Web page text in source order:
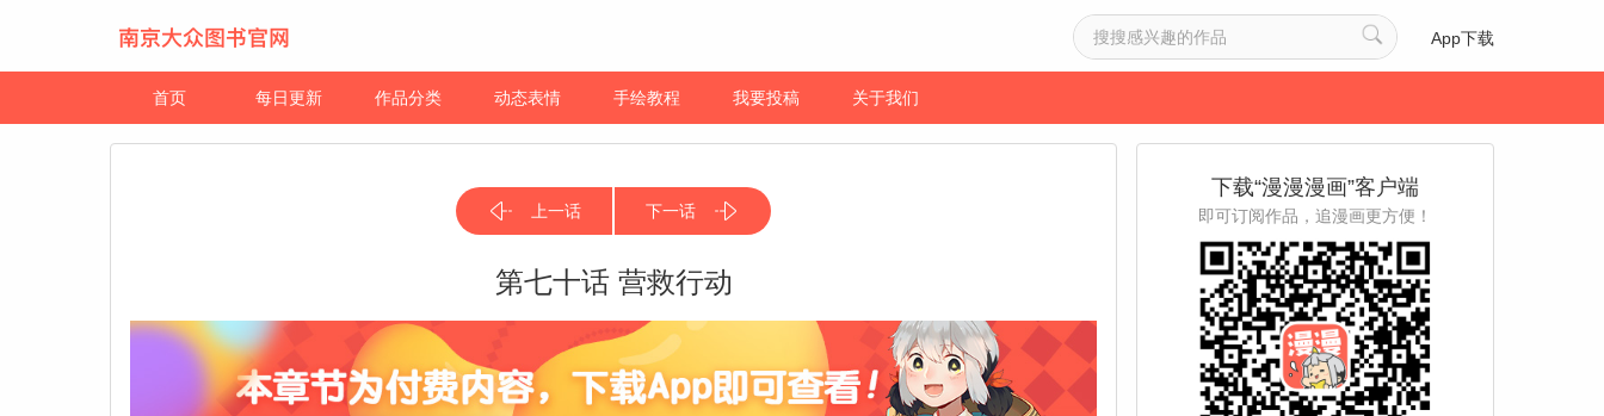
App下载
首页 每日更新 作品分类 动态表情 手绘教程 我要投稿 关于我们
上一话 下一话
第七十话 营救行动
下载“漫漫漫画”客户端
即可订阅作品，追漫画更方便！